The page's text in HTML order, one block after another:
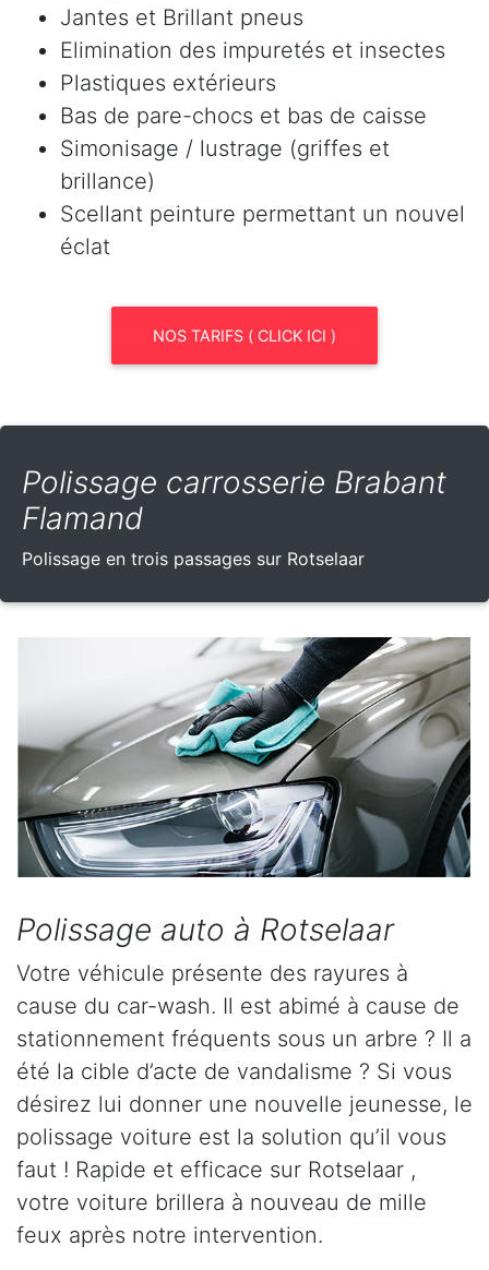
Jantes et Brillant pneus
Elimination des impuretés et insectes
Plastiques extérieurs
Bas de pare-chocs et bas de caisse
Simonisage / lustrage (griffes et
brillance)
Scellant peinture permettant un nouvel
éclat
NOS TARIFS ( CLICK ICI )
Polissage carrosserie Brabant
Flamand
Polissage en trois passages sur Rotselaar
Polissage auto à Rotselaar
Votre véhicule présente des rayures à
cause du car-wash. Il est abimé à cause de
stationnement fréquents sous un arbre ? Il a
été la cible d’acte de vandalisme ? Si vous
désirez lui donner une nouvelle jeunesse, le
polissage voiture est la solution qu’il vous
faut ! Rapide et efficace sur Rotselaar ,
votre voiture brillera à nouveau de mille
feux après notre intervention.